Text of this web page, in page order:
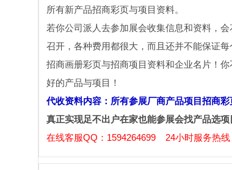
所有新产品招商彩页与项目资料。
若你公司派人去参加展会收集信息和资料，
召开，各种费用都很大，而且还并不能保证
招商画册彩页与招商项目资料和企业名片！
好的产品与项目！
代收资料内容：所有参展厂商产品项目招商
真正实现足不出户在家也能参展会找产品选项
在线客服QQ：1594264699 24小时服务热线